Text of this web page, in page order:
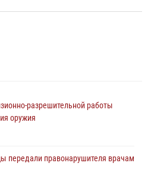
разрешительной работы
оружия
передали правонарушителя врачам